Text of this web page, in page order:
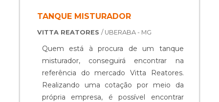
TANQUE MISTURADOR
VITTA REATORES / UBERABA - MG
Quem está à procura de um tanque
misturador, conseguirá encontrar na
referência do mercado Vitta Reatores.
Realizando uma cotação por meio da
própria empresa, é possível encontrar